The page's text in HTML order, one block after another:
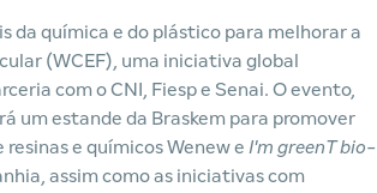
da química e do plástico para melhorar a
(WCEF), uma iniciativa global
com o CNI, Fiesp e Senai. O evento,
um estande da Braskem para promover
e químicos Wenew e I'm greenT bio-
assim como as iniciativas com